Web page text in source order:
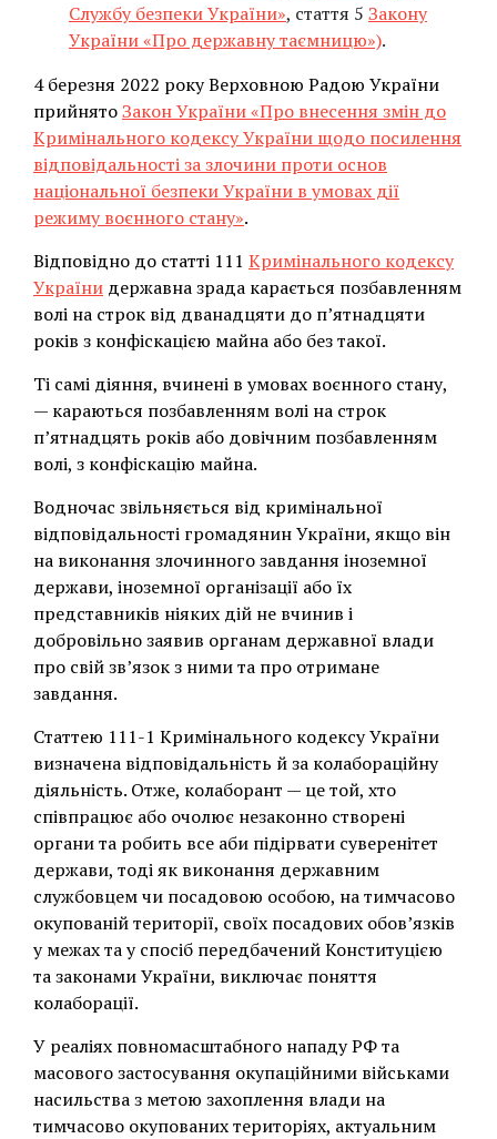
Службу безпеки України», стаття 5 Закону
України «Про державну таємницю»).
4 березня 2022 року Верховною Радою України
прийнятоЗакон України «Про внесення змін до
Кримінального кодексу України щодо посилення
відповідальності за злочини проти основ
національної безпеки України в умовах дії
режиму воєнного стану».
Відповідно до статті 111 Кримінального кодексу
України державна зрада карається позбавленням
волі на строк від дванадцяти до п’ятнадцяти
років з конфіскацією майна або без такої.
Ті самі діяння, вчинені в умовах воєнного стану,
— караються позбавленням волі на строк
п’ятнадцять років або довічним позбавленням
волі, з конфіскацію майна.
Водночас звільняється від кримінальної
відповідальності громадянин України, якщо він
на виконання злочинного завдання іноземної
держави, іноземної організації або їх
представників ніяких дій не вчинив і
добровільно заявив органам державної влади
про свій зв’язок з ними та про отримане
завдання.
Статтею 111-1 Кримінального кодексу України
визначена відповідальність й за колабораційну
діяльність. Отже, колаборант — це той, хто
співпрацює або очолює незаконно створені
органи та робить все аби підірвати суверенітет
держави, тоді як виконання державним
службовцем чи посадовою особою, на тимчасово
окупованій території, своїх посадових обов’язків
у межах та у спосіб передбачений Конституцією
та законами України, виключає поняття
колаборації.
У реаліях повномасштабного нападу РФ та
масового застосування окупаційними військами
насильства з метою захоплення влади на
тимчасово окупованих територіях, актуальним